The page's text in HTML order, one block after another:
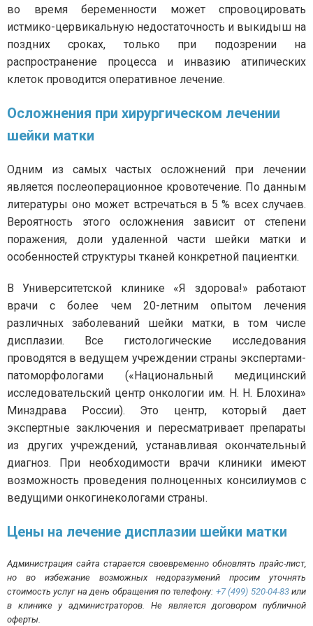
во время беременности может спровоцировать
истмико-цервикальную недостаточность и выкидыш на
поздних сроках, только при подозрении на
распространение процесса и инвазию атипических
клеток проводится оперативное лечение.
Осложнения при хирургическом лечении
шейки матки
Одним из самых частых осложнений при лечении
является послеоперационное кровотечение. По данным
литературы оно может встречаться в 5 % всех случаев.
Вероятность этого осложнения зависит от степени
поражения, доли удаленной части шейки матки и
особенностей структуры тканей конкретной пациентки.
В Университетской клинике «Я здорова!» работают
врачи с более чем 20-летним опытом лечения
различных заболеваний шейки матки, в том числе
дисплазии. Все гистологические исследования
проводятся в ведущем учреждении страны экспертами-
патоморфологами («Национальный медицинский
исследовательский центр онкологии им. Н. Н. Блохина»
Минздрава России). Это центр, который дает
экспертные заключения и пересматривает препараты
из других учреждений, устанавливая окончательный
диагноз. При необходимости врачи клиники имеют
возможность проведения полноценных консилиумов с
ведущими онкогинекологами страны.
Цены на лечение дисплазии шейки матки
Администрация сайта старается своевременно обновлять прайс-лист,
но во избежание возможных недоразумений просим уточнять
стоимость услуг на день обращения по телефону: +7 (499) 520-04-83или
в клинике у администраторов. Не является договором публичной
оферты.